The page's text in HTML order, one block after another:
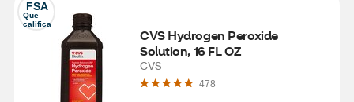
FSA
Que
califica
CVS Hydrogen Peroxide
Solution, 16 FL OZ
CVS
478